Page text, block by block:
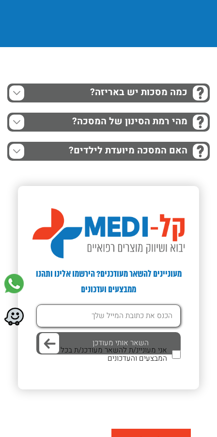
כמה מסכות יש באריזה?
מהי רמת הסינון של המסכה?
האם המסכה מיועדת לילדים?
מעוניינים להשאר מעודכנים? הירשמו אלינו ותהנו
ממבצעים ועדכונים
אני מעוניינ/ת להשאר מעודכנ/ת בכל
המבצעים והעדכונים